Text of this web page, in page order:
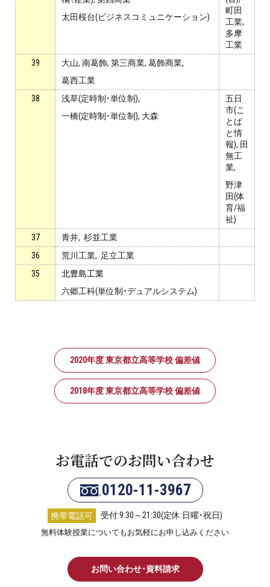
太田桜台(ビジネスコミュニケーション)
町田
工業,
多摩
工業
39
大山, 南葛飾, 第三商業, 葛飾商業,
葛西工業
38
浅草(定時制・単位制),
一橋(定時制・単位制), 大森
五日
市(こ
とば
と情
報), 田
無工
業,
野津
田(体
育/福
祉)
37
青井, 杉並工業
36
荒川工業, 足立工業
35
北豊島工業
六郷工科(単位制・デュアルシステム)
2020年度 東京都立高等学校 偏差値
2018年度 東京都立高等学校 偏差値
お電話でのお問い合わせ
0120-11-3967
携帯電話可 受付:9:30～21:30(定休:日曜・祝日)
無料体験授業についてもお気軽にお申し込みください
お問い合わせ・資料請求